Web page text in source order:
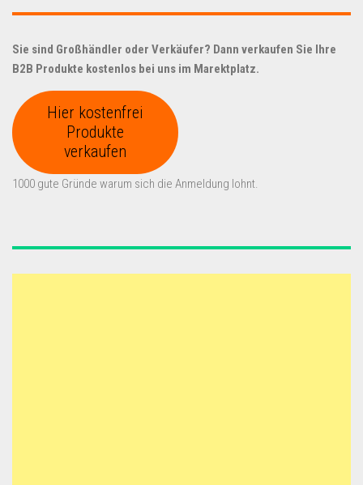
Sie sind Großhändler oder Verkäufer? Dann verkaufen Sie Ihre
B2B Produkte kostenlos bei uns im Marektplatz.
Hier kostenfrei
Produkte
verkaufen
1000 gute Gründe warum sich die Anmeldung lohnt.